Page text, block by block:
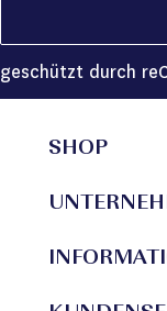
geschützt durch
SHOP